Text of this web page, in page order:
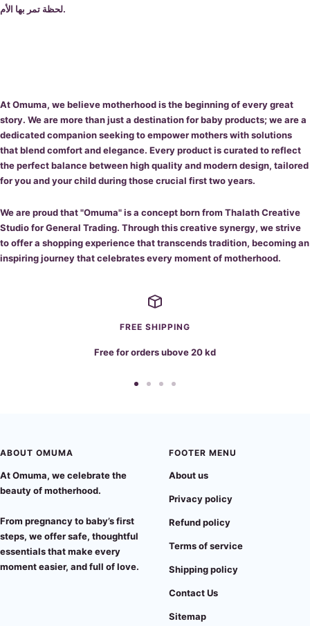
لحظة تمر بها الأم.
AtOmuma, we believe motherhood is the beginning of every great
story. We are more than just a destination for baby products; we are a
dedicated companion seeking to empower mothers with solutions
that blend comfort and elegance. Every product is curated to reflect
the perfect balance between high quality and modern design, tailored
for you and your child during those crucial first two years.
We are proud that "Omuma" is a concept born from Thalath Creative
Studio for General Trading. Through this creative synergy, we strive
to offer a shopping experience that transcends tradition, becoming an
inspiring journey that celebrates every moment of motherhood.
FREE SHIPPING
Free for orders ubove 20 kd
ABOUT OMUMA
AtOmuma, we celebrate the
beauty of motherhood.
From pregnancy to baby’s first
steps, we offersafe, thoughtful
essentialsthat make every
moment easier, and full of love.
FOOTER MENU
About us
Privacy policy
Refund policy
Terms of service
Shipping policy
Contact Us
Sitemap